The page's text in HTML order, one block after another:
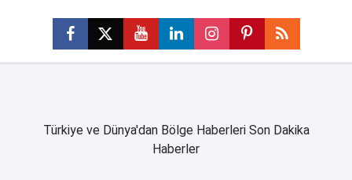
Türkiye ve Dünya'dan Bölge Haberleri Son Dakika
Haberler